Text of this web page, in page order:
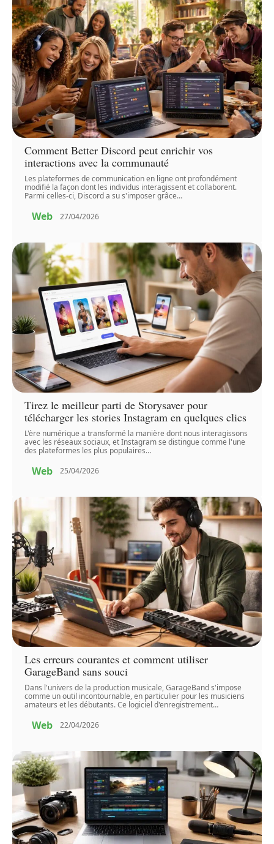
Comment Better Discord peut enrichir vos
interactions avec la communauté
Les plateformes de communication en ligne ont profondément
modifié la façon dont les individus interagissent et collaborent.
Parmi celles-ci, Discord a su s'imposer grâce…
Web 27/04/2026
Tirez le meilleur parti de Storysaver pour
télécharger les stories Instagram en quelques clics
L'ère numérique a transformé la manière dont nous interagissons
avec les réseaux sociaux, et Instagram se distingue comme l'une
des plateformes les plus populaires…
Web 25/04/2026
Les erreurs courantes et comment utiliser
GarageBand sans souci
Dans l'univers de la production musicale, GarageBand s'impose
comme un outil incontournable, en particulier pour les musiciens
amateurs et les débutants. Ce logiciel d'enregistrement…
Web 22/04/2026